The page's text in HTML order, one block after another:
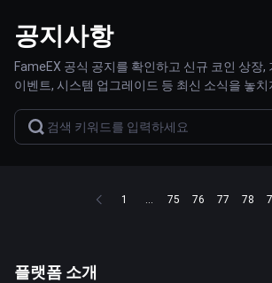
공지사항
FameEX 공식 공지를 확인하고 신규 코인 상장,
이벤트, 시스템 업그레이드 등 최신 소식을 놓치
1 ... 75 76 77 78
플랫폼 소개